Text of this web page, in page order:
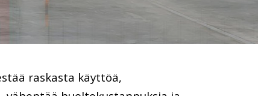
raskasta käyttöä,